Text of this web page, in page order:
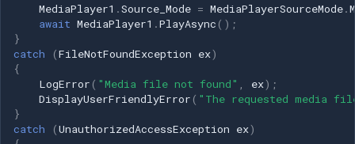
MediaPlayer1 .Source_Mode = MediaPlayerSourceMode.
await MediaPlayer1 .PlayAsync ();
}
catch
(FileNotFoundException ex)
{
LogError ( "Media file not found" ex);
DisplayUserFriendlyError ( "The requested media
}
catch
(UnauthorizedAccessException ex)